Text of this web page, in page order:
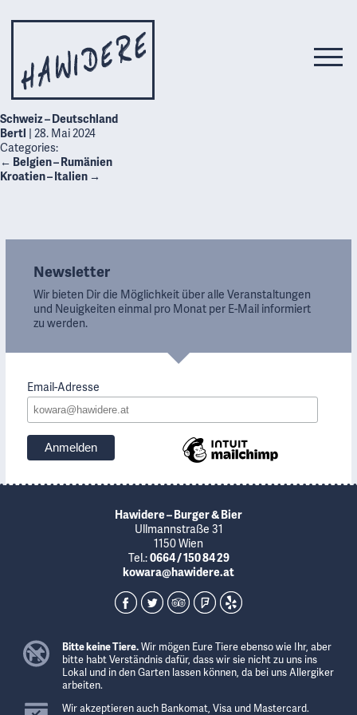
Schweiz – Deutschland
Bertl | 28. Mai 2024
Categories:
← Belgien – Rumänien
Kroatien – Italien →
Newsletter
Wir bieten Dir die Möglichkeit über alle Veranstaltungen
und Neuigkeiten einmal pro Monat per E-Mail informiert
zu werden.
Email-Adresse
Hawidere – Burger & Bier
Ullmannstraße 31
1150 Wien
Tel.:0664 / 150 84 29
kowara@hawidere.at
Bitte keine Tiere.Wir mögen Eure Tiere ebenso wie Ihr, aber
bitte habt Verständnis dafür, dass wir sie nicht zu uns ins
Lokal und in den Garten lassen können, da bei uns Allergiker
arbeiten.
Wir akzeptieren auch Bankomat, Visa und Mastercard.